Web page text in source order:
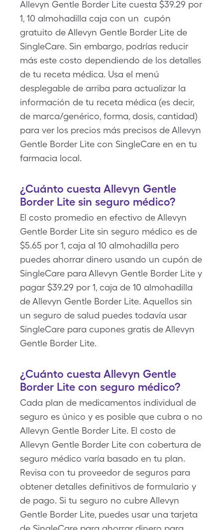
Allevyn Gentle Border Lite cuesta $39.29 por
1, 10 almohadilla caja con un cupón
gratuito de Allevyn Gentle Border Lite de
SingleCare. Sin embargo, podrías reducir
más este costo dependiendo de los detalles
de tu receta médica. Usa el menú
desplegable de arriba para actualizar la
información de tu receta médica (es decir,
de marca/genérico, forma, dosis, cantidad)
para ver los precios más precisos de Allevyn
Gentle Border Lite con SingleCare en en tu
farmacia local.
¿Cuánto cuesta Allevyn Gentle
Border Lite sin seguro médico?
El costo promedio en efectivo de Allevyn
Gentle Border Lite sin seguro médico es de
$5.65 por 1, caja al 10 almohadilla pero
puedes ahorrar dinero usando un cupón de
SingleCare para Allevyn Gentle Border Lite y
pagar $39.29 por 1, caja de 10 almohadilla
de Allevyn Gentle Border Lite. Aquellos sin
un seguro de salud puedes todavía usar
SingleCare para cupones gratis de Allevyn
Gentle Border Lite.
¿Cuánto cuesta Allevyn Gentle
Border Lite con seguro médico?
Cada plan de medicamentos individual de
seguro es único y es posible que cubra o no
Allevyn Gentle Border Lite. El costo de
Allevyn Gentle Border Lite con cobertura de
seguro médico varía basado en tu plan.
Revisa con tu proveedor de seguros para
obtener detalles definitivos de formulario y
de pago. Si tu seguro no cubre Allevyn
Gentle Border Lite, puedes usar una tarjeta